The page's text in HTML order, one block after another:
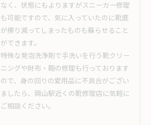
なく、状態にもよりますがスニーカー修理
も可能ですので、気に入っていたのに靴底
が擦り減ってしまったものも蘇らせること
ができます。
特殊な発泡洗浄剤で手洗いを行う靴クリー
ニングや財布・鞄の修理も行っております
ので、身の回りの愛用品に不具合がござい
ましたら、岡山駅近くの靴修理店に気軽に
ご相談ください。